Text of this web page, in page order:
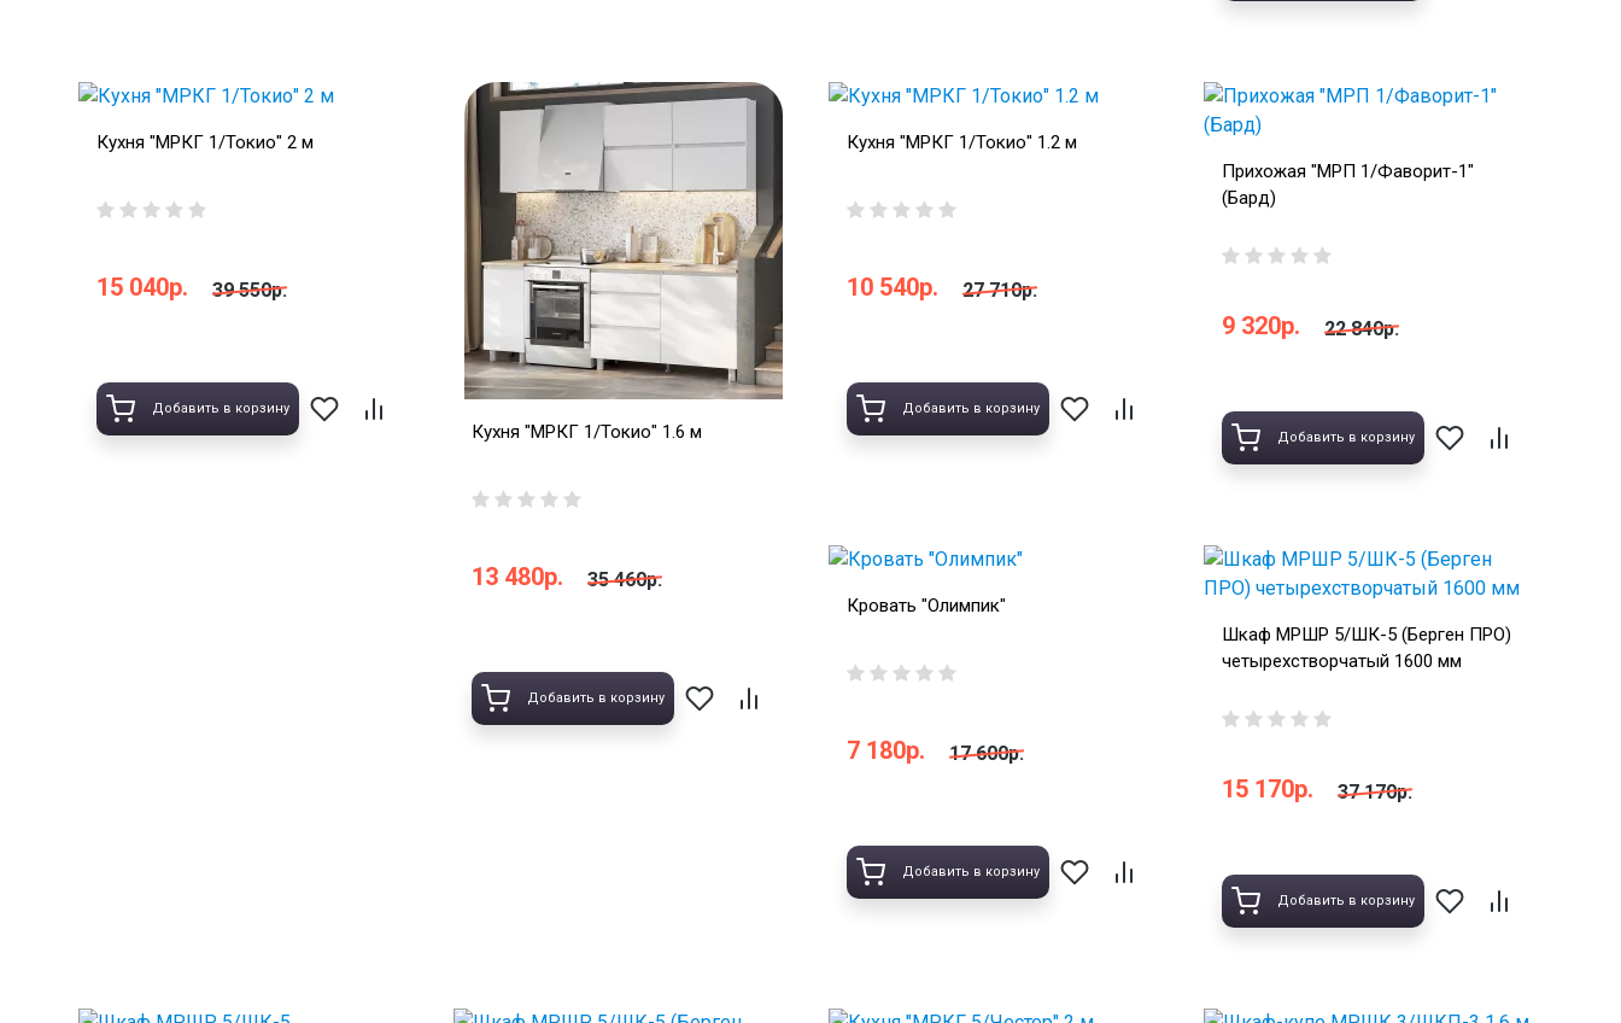
Кухня "МРКГ 1/Токио" 2 м
15 040р. 39 550р.
Добавить в корзину
Кухня "МРКГ 1/Токио" 1.6 м
13 480р. 35 460р.
Добавить в корзину
Кухня "МРКГ 1/Токио" 1.2 м
10 540р. 27 710р.
Добавить в корзину
Прихожая "МРП 1/Фаворит-1"
(Бард)
9 320р. 22 840р.
Добавить в корзину
Кровать "Олимпик"
7 180р. 17 600р.
Добавить в корзину
Шкаф МРШР 5/ШК-5 (Берген ПРО)
четырехстворчатый 1600 мм
15 170р. 37 170р.
Добавить в корзину